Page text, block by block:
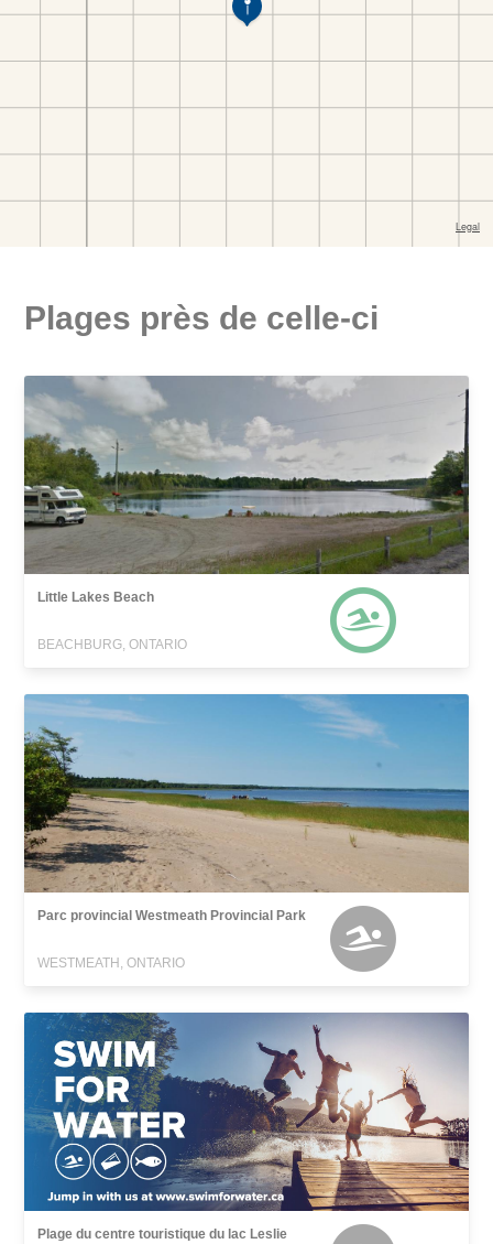
Plages près de celle-ci
Little Lakes Beach
BEACHBURG, ONTARIO
Parc provincial Westmeath Provincial Park
WESTMEATH, ONTARIO
Plage du centre touristique du lac Leslie